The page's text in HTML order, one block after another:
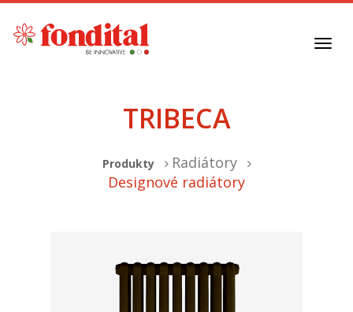
TRIBECA
Produkty
Radiátory
Designové radiátory